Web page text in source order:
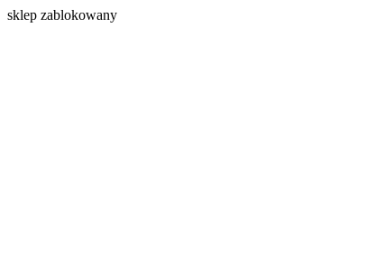
sklep zablokowany